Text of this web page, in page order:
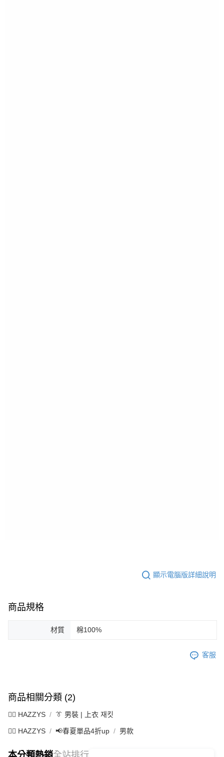
顯示電腦版詳細說明
商品規格
材質 棉100%
客服
商品相關分類 (2)
🐕‍🦺 HAZZYS 👔 男裝 | 上衣 재킷
🐕‍🦺 HAZZYS 📢春夏單品4折up 男款